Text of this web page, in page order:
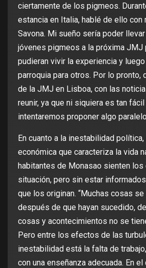
ciertamente de los pigmeos.
estancia en Italia, hablé de ello
Savona. Mi sueño sería poder
jóvenes pigmeos a la próxima JMJ
pudieran vivir la experiencia y
parroquia para otros. Por lo pronto,
de la JMJ en Lisboa, con las
reunir, ya que ni siquiera es tan
intentaremos proponer algo
En cuanto a la inestabilidad
económica que caracteriza la vida
habitantes de Monasao sienten
situación, pero sin estar
que los originan. “Muchas cosas
después de que hayan sucedido,
cosas y acontecimientos no se
Pero entre los efectos de las
inestabilidad está la falta de
con una enseñanza adecuada. En